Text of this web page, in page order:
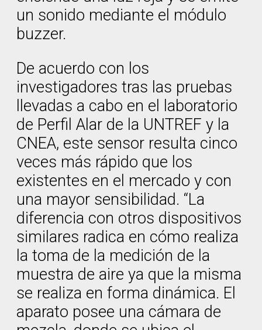
un sonido mediante el módulo
buzzer.
De acuerdo con los
investigadores tras las pruebas
llevadas a cabo en el laboratorio
de Perfil Alar de la UNTREF y la
CNEA, este sensor resulta cinco
veces más rápido que los
existentes en el mercado y con
una mayor sensibilidad. “La
diferencia con otros dispositivos
similares radica en cómo realiza
la toma de la medición de la
muestra de aire ya que la misma
se realiza en forma dinámica. El
aparato posee una cámara de